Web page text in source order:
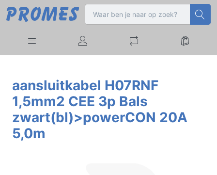
aansluitkabel H07RNF
1,5mm2 CEE 3p Bals
zwart(bl)>powerCON 20A
5,0m